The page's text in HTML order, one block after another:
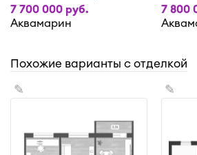
7 700 000 руб.
Аквамарин
7 800
Похожие варианты с отделкой
✎ ✎